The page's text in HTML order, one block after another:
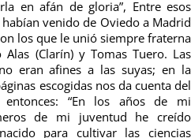
en afán de gloria”, Entre esos
venido de Oviedo a Madrid
los que le unió siempre fraterna
(Clarín) y Tomas Tuero. Las
eran afines a las suyas; en la
escogidas nos da cuenta del
“En los años de mi
de mi juventud he creído
para cultivar las ciencias